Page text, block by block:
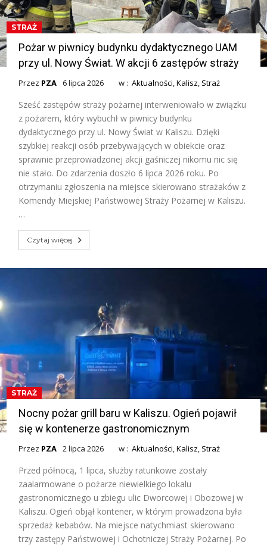
STRAŻ
Pożar w piwnicy budynku dydaktycznego UAM
przy ul. Nowy Świat. W akcji 6 zastępów straży
Przez PZA 6 lipca 2026 w :Aktualności,Kalisz, Straż
Sześć zastępów straży pożarnej interweniowało w związku
z pożarem, który wybuchł w piwnicy budynku
dydaktycznego przy ul. Nowy Świat w Kaliszu. Dzięki
szybkiej reakcji osób przebywających w obiekcie oraz
sprawnie przeprowadzonej akcji gaśniczej nikomu nic się
nie stało. Do zdarzenia doszło 6 lipca 2026 roku. Po
otrzymaniu zgłoszenia na miejsce skierowano strażaków z
Komendy Miejskiej Państwowej Straży Pożarnej w Kaliszu.
…
Czytaj więcej
STRAŻ
Nocny pożar grill baru w Kaliszu. Ogień pojawił
się w kontenerze gastronomicznym
Przez PZA 2 lipca 2026 w :Aktualności,Kalisz, Straż
Przed północą, 1 lipca, służby ratunkowe zostały
zaalarmowane o pożarze niewielkiego lokalu
gastronomicznego u zbiegu ulic Dworcowej i Obozowej w
Kaliszu. Ogień objął kontener, w którym prowadzona była
sprzedaż kebabów. Na miejsce natychmiast skierowano
trzy zastępy Państwowej i Ochotniczej Straży Pożarnej. Po